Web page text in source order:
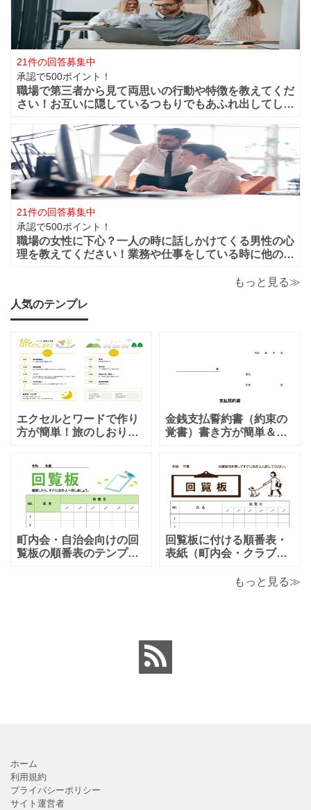
21件の回答募集中
承認で500ポイント！
職場で第三者から見て両思いの行動や特徴を教えてくだ
さい！お互いに隠しているつもりでもあふれ出してしま
僚・上司から見ても、それって両想いじゃない？って行
動などってありますよね？ 第三者から見て
21件の回答募集中
承認で500ポイント！
職場の女性に下心？一人の時に話しかけてくる男性の心
理を教えてください！業務や仕事をしている時に他の人
かけてくるのは下心があるからでしょうか？恋愛的に好
もっと見る≫
人気のテンプレ
エクセルとワードで作り
方が簡単！旅のしおり
おすすめのテンプレート
となります。温泉旅行や
家族旅行など様々な用途
で、楽しく利用出来る旅
のしおりの素材となりま
す。ダウンロード後に簡
単に編集出来るエクセ
金銭支払誓約書（約束の
覚書）書き方が簡単＆項
す。シンプルな項目にな
りますので、利用用途に
より項目や内容を編集し
利用する事が可能です。
シンプルで簡易的な素材
となりますので、金銭支
払誓約書を作成時に用途
町内会・自治会向けの回
覧板の順番表のテンプレ
回覧板に付ける順番表・
表紙（町内会・クラブの
る「Excel・Word・
る「Excel・Word・
PDF」
もっと見る≫
ホーム
利用規約
プライバシーポリシー
サイト運営者